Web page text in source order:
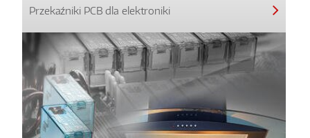
Przekaźniki PCB dla elektroniki